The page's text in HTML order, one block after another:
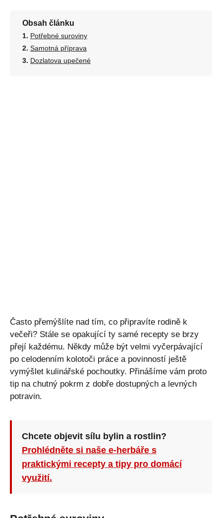
Obsah článku
Potřebné suroviny
Samotná příprava
Dozlatova upečené
Často přemýšlíte nad tím, co připravíte rodině k
večeři? Stále se opakující ty samé recepty se brzy
přejí každému. Někdy může být velmi vyčerpávající
po celodenním kolotoči práce a povinností ještě
vymýšlet kulinářské pochoutky. Přinášíme vám proto
tip na chutný pokrm z dobře dostupných a levných
potravin.
Chcete objevit sílu bylin a rostlin?
Prohlédněte si naše e-herbáře s
praktickými recepty a tipy pro domácí
využití.